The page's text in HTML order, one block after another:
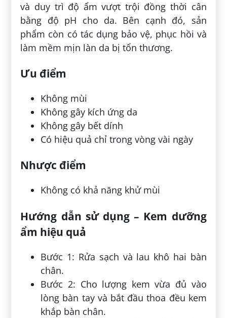
và duy trì độ ẩm vượt trội đồng thời cân
bằng độ pH cho da. Bên cạnh đó, sản
phẩm còn có tác dụng bảo vệ, phục hồi và
làm mềm mịn làn da bị tổn thương.
Ưu điểm
Không mùi
Không gây kích ứng da
Không gây bết dính
Có hiệu quả chỉ trong vòng vài ngày
Nhược điểm
Không có khả năng khử mùi
Hướng dẫn sử dụng – Kem dưỡng
ẩm hiệu quả
Bước 1: Rửa sạch và lau khô hai bàn
chân.
Bước 2: Cho lượng kem vừa đủ vào
lòng bàn tay và bắt đầu thoa đều kem
khắp bàn chân.